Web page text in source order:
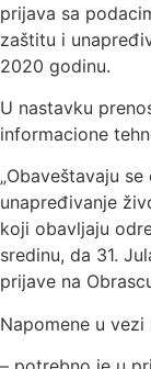
prijava sa
zaštitu i
2020 godinu.
U nastavku
informacione
„Obaveštavaju
unapređivanje
koji obavljaju
sredinu, da 31.
prijave na
Napomene u